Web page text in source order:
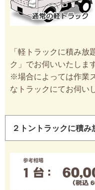
「軽トラックに積み放
ク」でお伺いいたしま
※場合によっては作業
なトラックにてお伺い
２トントラックに積み